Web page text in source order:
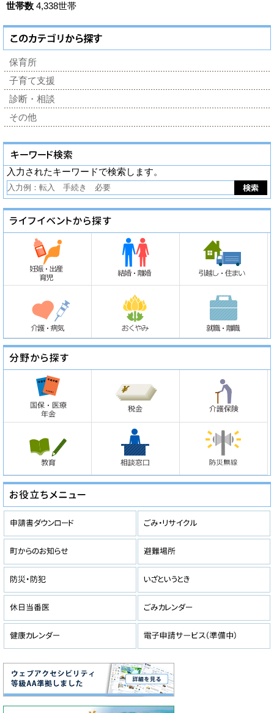
世帯数 4,338世帯
保育所
子育て支援
診断・相談
その他
入力されたキーワードで検索します。